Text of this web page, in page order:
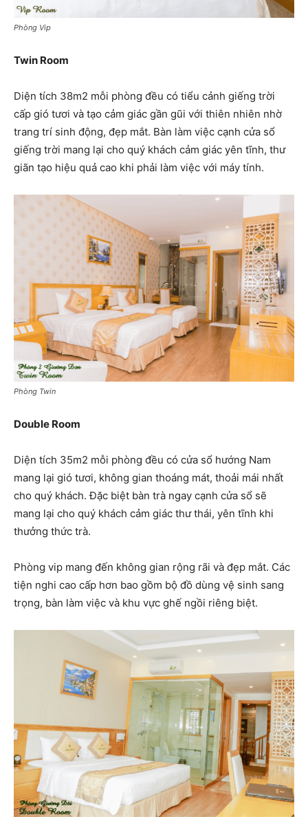
Phòng Vip
Twin Room
Diện tích 38m2 mỗi phòng đều có tiểu cảnh giếng trời
cấp gió tươi và tạo cảm giác gần gũi với thiên nhiên nhờ
trang trí sinh động, đẹp mắt. Bàn làm việc cạnh cửa sổ
giếng trời mang lại cho quý khách cảm giác yên tĩnh, thư
giãn tạo hiệu quả cao khi phải làm việc với máy tính.
Phòng Twin
Double Room
Diện tích 35m2 mỗi phòng đều có cửa sổ hướng Nam
mang lại gió tươi, không gian thoáng mát, thoải mái nhất
cho quý khách. Đặc biệt bàn trà ngay cạnh cửa sổ sẽ
mang lại cho quý khách cảm giác thư thái, yên tĩnh khi
thưởng thức trà.
Phòng vip mang đến không gian rộng rãi và đẹp mắt. Các
tiện nghi cao cấp hơn bao gồm bộ đồ dùng vệ sinh sang
trọng, bàn làm việc và khu vực ghế ngồi riêng biệt.